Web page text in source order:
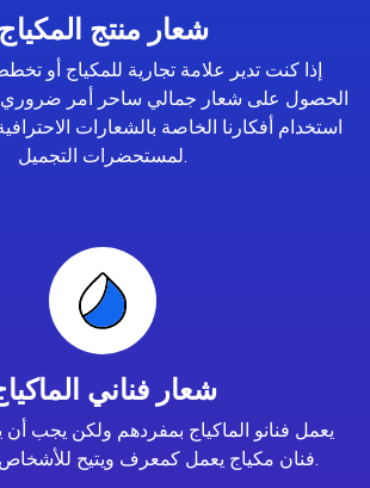
شعار منتج المكياج
إذا كنت تدير علامة تجارية للمكياج أو
الحصول على شعار جمالي ساحر أمر ضروري
استخدام أفكارنا الخاصة بالشعارات
لمستحضرات التجميل.
شعار فناني
يعمل فنانو الماكياج بمفردهم ولكن يجب أن
فنان مكياج يعمل كمعرف ويتيح للأشخاص معرفة عملهم.